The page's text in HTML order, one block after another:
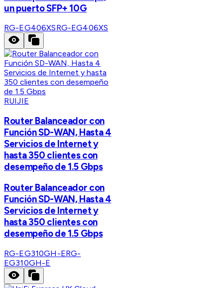
un puerto SFP+ 10G
RG-EG406XSRG-EG406XS
RUIJIE
Router Balanceador con
Función SD-WAN, Hasta 4
Servicios de Internet y
hasta 350 clientes con
desempeño de 1.5 Gbps
Router Balanceador con
Función SD-WAN, Hasta 4
Servicios de Internet y
hasta 350 clientes con
desempeño de 1.5 Gbps
RG-EG310GH-ERG-
EG310GH-E